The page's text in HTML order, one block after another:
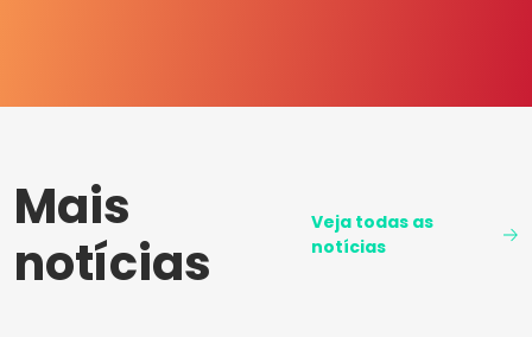
Mais
notícias
Veja todas as
notícias